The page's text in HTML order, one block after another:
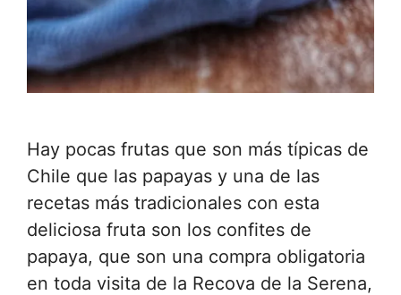
Hay pocas frutas que son más típicas de
Chile que las papayas y una de las
recetas más tradicionales con esta
deliciosa fruta son los confites de
papaya, que son una compra obligatoria
en toda visita de la Recova de la Serena,